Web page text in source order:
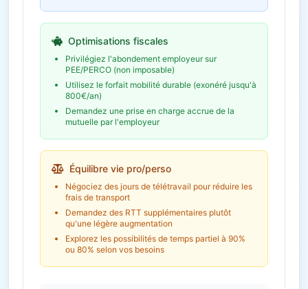
Épargne salariale
(PEE/PERCO)
8 911 € /
an
Abondement employeur
Économie fiscale potentielle
Optimisations fiscales
Privilégiez l'abondement employeur sur
PEE/PERCO (non imposable)
Utilisez le forfait mobilité durable (exonéré jusqu'à
800€/an)
Demandez une prise en charge accrue de la
mutuelle par l'employeur
Équilibre vie pro/perso
Négociez des jours de télétravail pour réduire les
frais de transport
Demandez des RTT supplémentaires plutôt
qu'une légère augmentation
Explorez les possibilités de temps partiel à 90%
ou 80% selon vos besoins